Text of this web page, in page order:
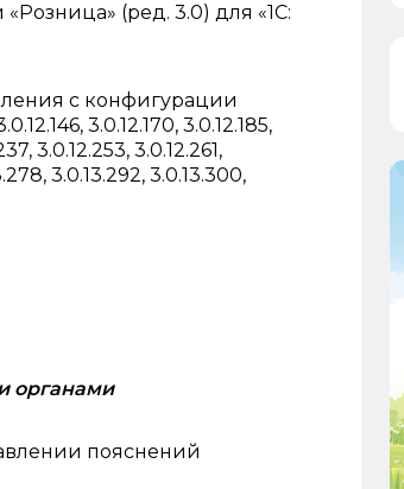
(ред. 3.0) для «1С:
с конфигурации
3.0.12.170, 3.0.12.185,
3.0.12.253, 3.0.12.261,
3.0.13.292, 3.0.13.300,
органами
пояснений